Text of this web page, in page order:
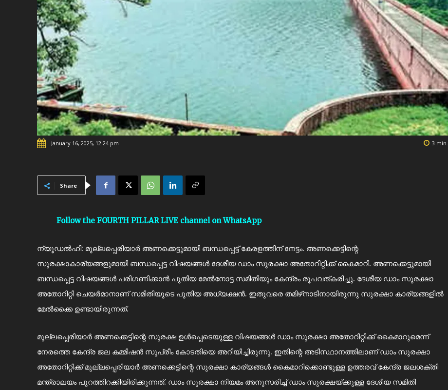
January 16, 2025, 12:24 pm 3 min.
Share
Follow the FOURTH PILLAR LIVE channel on WhatsApp
ന്യൂഡല്‍ഹി: മുല്ലപ്പെരിയാർ അണക്കെട്ടുമായി ബന്ധപ്പെട്ട് കേരളത്തിന് നേട്ടം. അണക്കെട്ടിന്റെ
സുരക്ഷാകാര്യങ്ങളുമായി ബന്ധപ്പെട്ട വിഷയങ്ങള്‍ ദേശീയ ഡാം സുരക്ഷാ അതോറിറ്റിക്ക് കൈമാറി. അണക്കെട്ടുമായി
ബന്ധപ്പെട്ട വിഷയങ്ങള്‍ പരിഗണിക്കാന്‍ പുതിയ മേല്‍നോട്ട സമിതിയും കേന്ദ്രം രൂപവത്കരിച്ചു. ദേശീയ ഡാം സുരക്ഷാ
അതോറിറ്റി ചെയര്‍മാനാണ് സമിതിയുടെ പുതിയ അധ്യക്ഷന്‍. ഇതുവരെ തമിഴ്‌നാടിനായിരുന്നു സുരക്ഷാ കാര്യങ്ങളില്‍
മേല്‍ക്കൈ ഉണ്ടായിരുന്നത്.
മുല്ലപ്പെരിയാര്‍ അണക്കെട്ടിന്റെ സുരക്ഷ ഉള്‍പ്പെടെയുള്ള വിഷയങ്ങള്‍ ഡാം സുരക്ഷാ അതോറിറ്റിക്ക് കൈമാറുമെന്ന്
നേരത്തെ കേന്ദ്ര ജല കമ്മിഷന്‍ സുപ്രീം കോടതിയെ അറിയിച്ചിരുന്നു. ഇതിന്റെ അടിസ്ഥാനത്തിലാണ് ഡാം സുരക്ഷാ
അതോറിറ്റിക്ക് മുല്ലപ്പെരിയാര്‍ അണക്കെട്ടിന്റെ സുരക്ഷാ കാര്യങ്ങള്‍ കൈമാറിക്കൊണ്ടുള്ള ഉത്തരവ് കേന്ദ്ര ജലശക്തി
മന്ത്രാലയം പുറത്തിറക്കിയിരിക്കുന്നത്. ഡാം സുരക്ഷാ നിയമം അനുസരിച്ച്‌ ഡാം സുരക്ഷയ്‌ക്കുള്ള ദേശീയ സമിതി